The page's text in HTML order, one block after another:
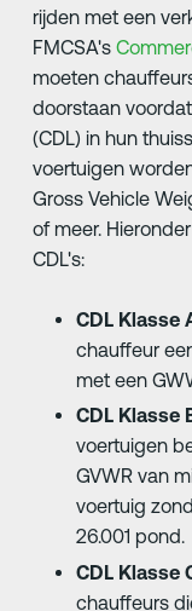
rijden met een
FMCSA's
moeten
doorstaan
(CDL) in hun
voertuigen
Gross Vehicle
of meer.
CDL's:
CDL Klasse
chauffeur
met een
CDL Klasse
voertuigen
GVWR van
voertuig
26.001 pond.
CDL Klasse
chauffeurs